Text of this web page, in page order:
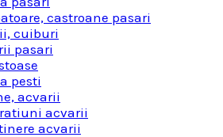
castroane pasari
cuiburi
pasari
pesti
acvarii
acvarii
acvarii